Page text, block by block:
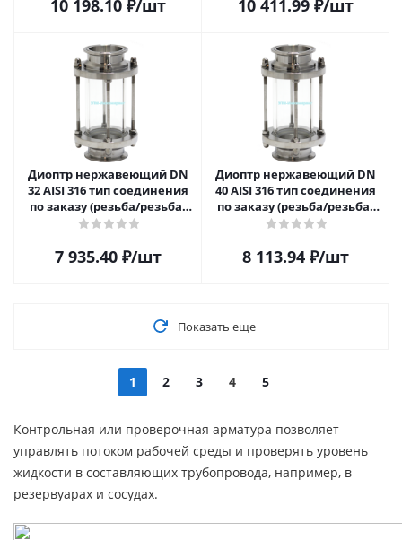
10 198.10₽/шт 10 411.99₽/шт
Диоптр нержавеющий DN
32 AISI 316 тип соединения
по заказу (резьба/резьба,
сварка/сварка, кламп/
7 935.40₽/шт
Диоптр нержавеющий DN
40 AISI 316 тип соединения
по заказу (резьба/резьба,
сварка/сварка, кламп/
8 113.94₽/шт
Показать еще
1 2 3 4 5
Контрольная или проверочная арматура позволяет
управлять потоком рабочей среды и проверять уровень
жидкости в составляющих трубопровода, например, в
резервуарах и сосудах.